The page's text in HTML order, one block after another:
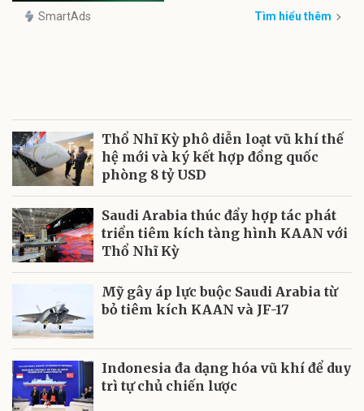
SmartAds Tìm hiểu thêm
Thổ Nhĩ Kỳ phô diễn loạt vũ khí thế
hệ mới và ký kết hợp đồng quốc
phòng 8 tỷ USD
Saudi Arabia thúc đẩy hợp tác phát
triển tiêm kích tàng hình KAAN với
Thổ Nhĩ Kỳ
Mỹ gây áp lực buộc Saudi Arabia từ
bỏ tiêm kích KAAN và JF-17
Indonesia đa dạng hóa vũ khí để duy
trì tự chủ chiến lược